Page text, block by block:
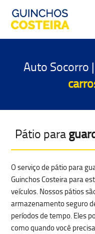
Auto Socorro |
Pátio para
O serviço de pátio para
Guinchos Costeira para
veículos. Nossos pátios
armazenamento seguro
períodos de tempo. Eles
como quando você